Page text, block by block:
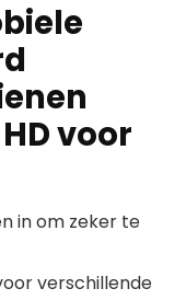
voor
in om zeker te
verschillende